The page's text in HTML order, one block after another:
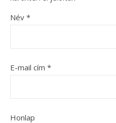
Név *
E-mail cím *
Honlap